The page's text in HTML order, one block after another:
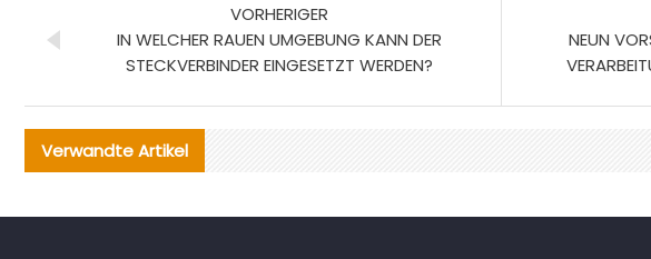
VORHERIGER
IN WELCHER RAUEN UMGEBUNG KANN DER
STECKVERBINDER EINGESETZT WERDEN?
NEUN
Verwandte Artikel